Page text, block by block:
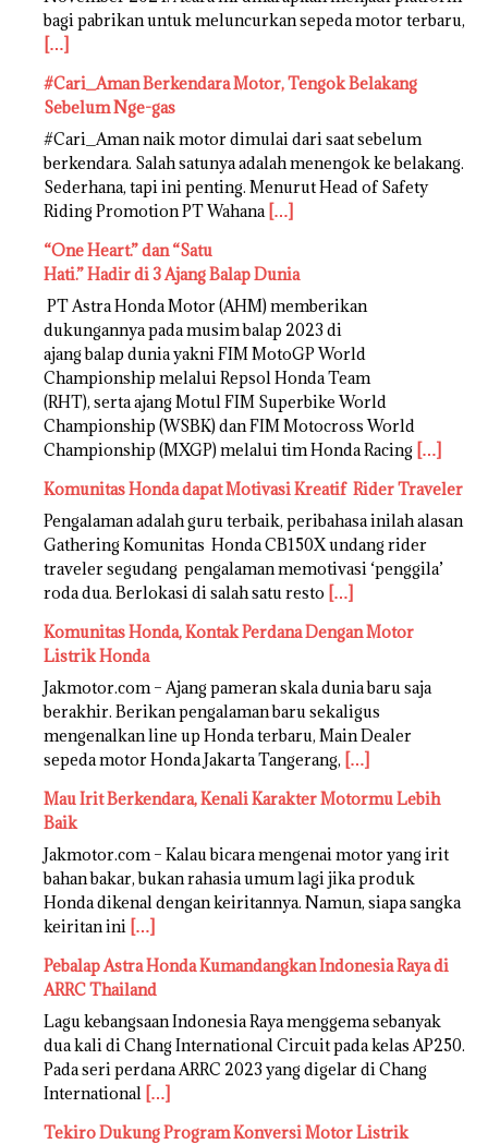
bagi pabrikan untuk meluncurkan sepeda motor terbaru,
[…]
#Cari_Aman Berkendara Motor, Tengok Belakang
Sebelum Nge-gas
#Cari_Aman naik motor dimulai dari saat sebelum
berkendara. Salah satunya adalah menengok ke belakang.
Sederhana, tapi ini penting. Menurut Head of Safety
Riding Promotion PT Wahana […]
“One Heart.” dan “Satu
Hati.” Hadir di 3 Ajang Balap Dunia
PT Astra Honda Motor (AHM) memberikan
dukungannya pada musim balap 2023 di
ajang balap dunia yakni FIM MotoGP World
Championship melalui Repsol Honda Team
(RHT), serta ajang Motul FIM Superbike World
Championship (WSBK) dan FIM Motocross World
Championship (MXGP) melalui tim Honda Racing […]
Komunitas Honda dapat Motivasi Kreatif Rider Traveler
Pengalaman adalah guru terbaik, peribahasa inilah alasan
Gathering Komunitas Honda CB150X undang rider
traveler segudang pengalaman memotivasi ‘penggila’
roda dua. Berlokasi di salah satu resto […]
Komunitas Honda, Kontak Perdana Dengan Motor
Listrik Honda
Jakmotor.com – Ajang pameran skala dunia baru saja
berakhir. Berikan pengalaman baru sekaligus
mengenalkan line up Honda terbaru, Main Dealer
sepeda motor Honda Jakarta Tangerang, […]
Mau Irit Berkendara, Kenali Karakter Motormu Lebih
Baik
Jakmotor.com – Kalau bicara mengenai motor yang irit
bahan bakar, bukan rahasia umum lagi jika produk
Honda dikenal dengan keiritannya. Namun, siapa sangka
keiritan ini […]
Pebalap Astra Honda Kumandangkan Indonesia Raya di
ARRC Thailand
Lagu kebangsaan Indonesia Raya menggema sebanyak
dua kali di Chang International Circuit pada kelas AP250.
Pada seri perdana ARRC 2023 yang digelar di Chang
International […]
Tekiro Dukung Program Konversi Motor Listrik